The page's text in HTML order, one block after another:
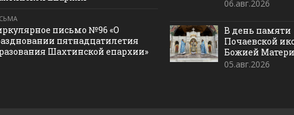
письмо №96 «О
пятнадцатилетия
Шахтинской епархии»
06.авг.2026
В день памяти
Почаевской
Божией Матери
05.авг.2026